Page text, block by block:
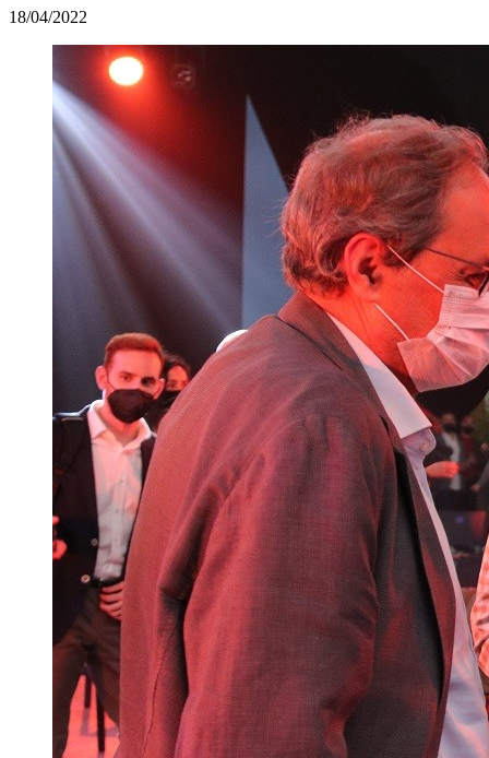
18/04/2022